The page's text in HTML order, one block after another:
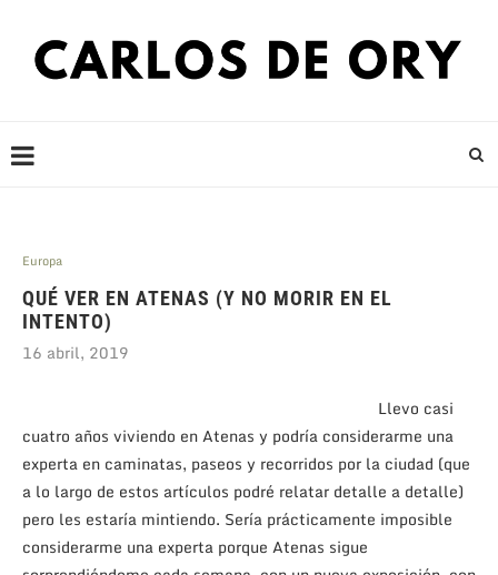
Europa
QUÉ VER EN ATENAS (Y NO MORIR EN EL
INTENTO)
16 abril, 2019
Llevo casi
cuatro años viviendo en Atenas y podría considerarme una
experta en caminatas, paseos y recorridos por la ciudad (que
a lo largo de estos artículos podré relatar detalle a detalle)
pero les estaría mintiendo. Sería prácticamente imposible
considerarme una experta porque Atenas sigue